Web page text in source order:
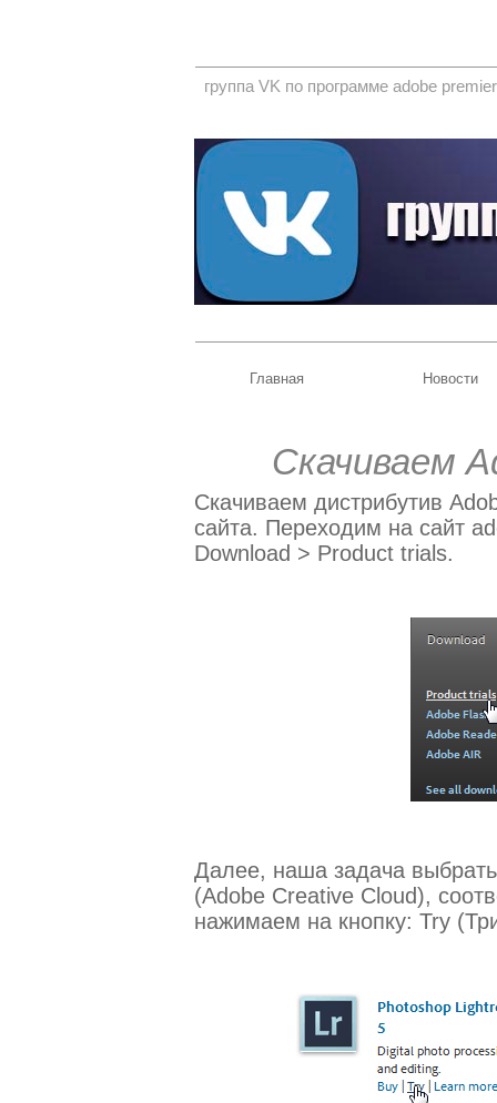
группа VK по программе adobe
Главная Новости
Скачиваем
Скачиваем дистрибутив
сайта. Переходим на сайт
Download > Product trials.
Далее, наша задача
(Adobe Creative Cloud),
нажимаем на кнопку: Try